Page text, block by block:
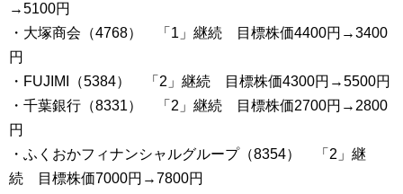
→5100円
・大塚商会（4768） 「1」継続 目標株価4400円→3400
円
・FUJIMI（5384） 「2」継続 目標株価4300円→5500円
・千葉銀行（8331） 「2」継続 目標株価2700円→2800
円
・ふくおかフィナンシャルグループ（8354） 「2」継
続 目標株価7000円→7800円